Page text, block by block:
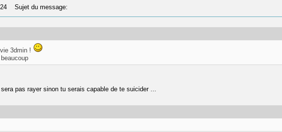
Sujet du message:
3dmin !
pas rayer sinon tu serais capable de te suicider ...